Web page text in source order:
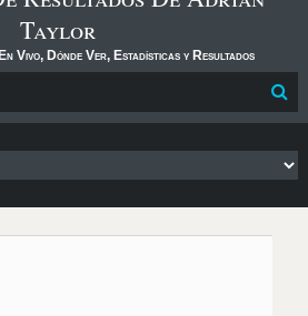
Taylor
Vivo, Dónde Ver, Estadísticas y Resultados